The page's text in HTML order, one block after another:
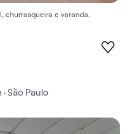
churrasqueira e varanda.
São Paulo